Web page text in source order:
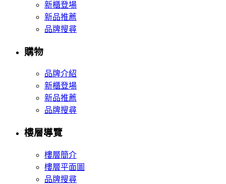
新櫃登場
新品推薦
品牌搜尋
購物
品牌介紹
新櫃登場
新品推薦
品牌搜尋
樓層導覽
樓層簡介
樓層平面圖
品牌搜尋